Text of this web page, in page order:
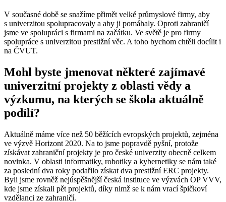
V současné době se snažíme přimět velké průmyslové firmy, aby
s univerzitou spolupracovaly a aby ji pomáhaly. Oproti zahraničí
jsme ve spolupráci s firmami na začátku. Ve světě je pro firmy
spolupráce s univerzitou prestižní věc. A toho bychom chtěli docílit i
na ČVUT.
Mohl byste jmenovat některé zajímavé
univerzitní projekty z oblasti vědy a
výzkumu, na kterých se škola aktuálně
podílí?
Aktuálně máme více než 50 běžících evropských projektů, zejména
ve výzvě Horizont 2020. Na to jsme popravdě pyšní, protože
získávat zahraniční projekty je pro české univerzity obecně celkem
novinka. V oblasti informatiky, robotiky a kybernetiky se nám také
za poslední dva roky podařilo získat dva prestižní ERC projekty.
Byli jsme rovněž nejúspěšnější česká instituce ve výzvách OP VVV,
kde jsme získali pět projektů, díky nimž se k nám vrací špičkoví
vzdělanci ze zahraničí.